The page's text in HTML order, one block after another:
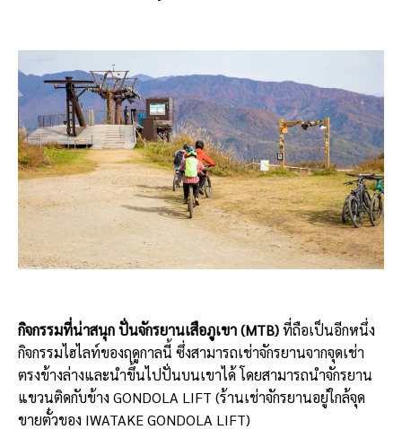
กิจกรรมที่น่าสนุก ปั่นจักรยานเสือภูเขา (MTB)ที่ถือเป็นอีกหนึ่ง
กิจกรรมไฮไลท์ของฤดูกาลนี้ ซึ่งสามารถเช่าจักรยานจากจุดเช่า
ตรงข้างล่างและนำขึ้นไปปั่นบนเขาได้ โดยสามารถนำจักรยาน
แขวนติดกับข้าง GONDOLA LIFT (ร้านเช่าจักรยานอยู่ใกล้จุด
ขายตั๋วของ IWATAKE GONDOLA LIFT)